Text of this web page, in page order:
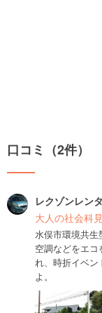
口コミ（2件）
レクゾンレン
大人の社会科
水俣市環境共生
空調などをエ
れ、時折イベ
よ。